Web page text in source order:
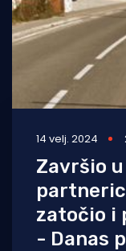
14 velj. 2024
Završio
zatočio i
- Danas